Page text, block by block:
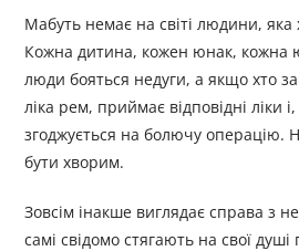
Мабуть немає на світі людини, яка
Кожна дитина, кожен юнак, кожна
люди бояться недуги, а якщо хто
ліка рем, приймає відповідні ліки
згоджується на болючу операцію.
бути хворим.
Зовсім інакше виглядає справа з
самі свідомо стягають на свої душі